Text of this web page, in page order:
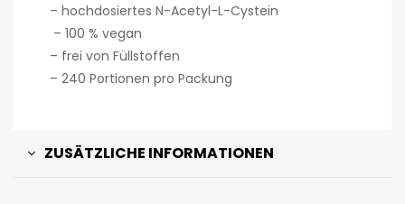
– hochdosiertes N-Acetyl-L-Cystein
– 100 % vegan
– frei von Füllstoffen
– 240 Portionen pro Packung
ZUSÄTZLICHE INFORMATIONEN